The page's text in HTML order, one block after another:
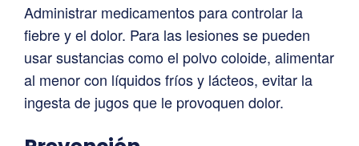
Administrar medicamentos para controlar la
fiebre y el dolor. Para las lesiones se pueden
usar sustancias como el polvo coloide, alimentar
al menor con líquidos fríos y lácteos, evitar la
ingesta de jugos que le provoquen dolor.